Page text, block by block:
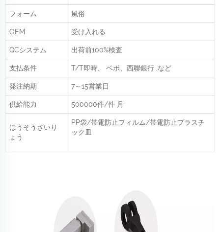
フォーム 風俗
OEM 受け入れる
QCシステム 出荷前100%検査
支払条件 T/T即時、 ベボ、西聯銀行 ,など
発注納期 7～15営業日
供給能力 500000件/件 月
ほうそうざいり
ょう
PP袋/帯電防止フィルム/帯電防止プラスチ
ック皿